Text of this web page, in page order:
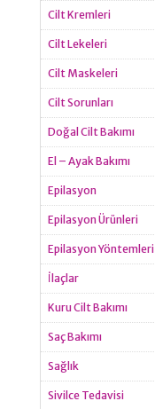
Cilt Kremleri
Cilt Lekeleri
Cilt Maskeleri
Cilt Sorunları
Doğal Cilt Bakımı
El – Ayak Bakımı
Epilasyon
Epilasyon Ürünleri
Epilasyon Yöntemleri
İlaçlar
Kuru Cilt Bakımı
Saç Bakımı
Sağlık
Sivilce Tedavisi